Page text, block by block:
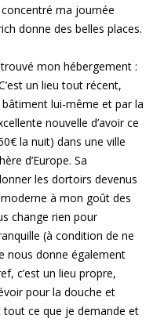
concentré ma journée
donne des belles places.
trouvé mon hébergement :
un lieu tout récent,
lui-même et par la
nouvelle d’avoir ce
la nuit) dans une ville
d’Europe. Sa
les dortoirs devenus
à mon goût des
change rien pour
(à condition de ne
nous donne également
c’est un lieu propre,
pour la douche et
tout ce que je demande et